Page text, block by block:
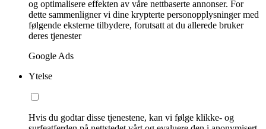
og optimalisere effekten av våre nettbaserte annonser. For
dette sammenligner vi dine krypterte personopplysninger med
følgende eksterne tilbydere, forutsatt at du allerede bruker
deres tjenester
Google Ads
Ytelse
Hvis du godtar disse tjenestene, kan vi følge klikke- og